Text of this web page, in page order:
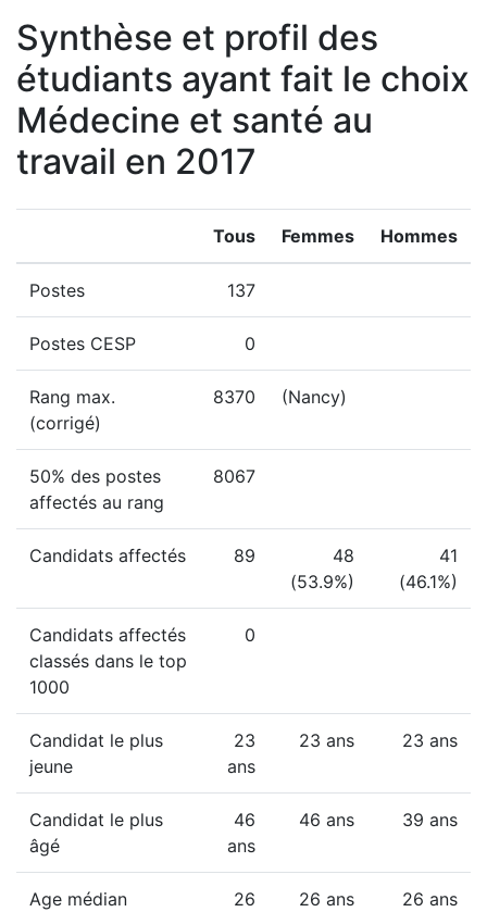
Synthèse et profil des
étudiants ayant fait le choix
Médecine et santé au
travail en 2017
Tous Femmes Hommes
Postes 137
Postes CESP 0
Rang max.
(corrigé)
8370 (Nancy)
50% des postes
affectés au rang
8067
Candidats affectés 89
48
(53.9%)
41
(46.1%)
Candidats affectés
classés dans le top
1000
0
Candidat le plus
jeune
23
ans
23 ans 23 ans
Candidat le plus
âgé
46
ans
46 ans 39 ans
Age médian
26
26 ans 26 ans